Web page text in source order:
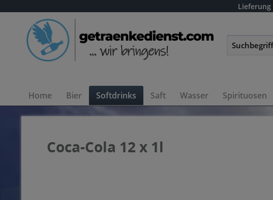
Lieferung
Home Bier Softdrinks Saft Wasser Spirituosen
Coca-Cola 12 x 1l